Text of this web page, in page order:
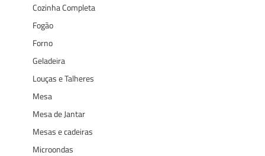
Cozinha Completa
Fogão
Forno
Geladeira
Louças e Talheres
Mesa
Mesa de Jantar
Mesas e cadeiras
Microondas